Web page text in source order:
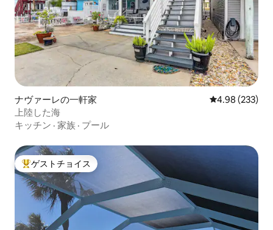
ナヴァーレの一軒家 レビュー233
4.98 (233)
上陸した海
キッチン · 家族 · プール
大好評のゲストチョイスです。
ゲストチョイス